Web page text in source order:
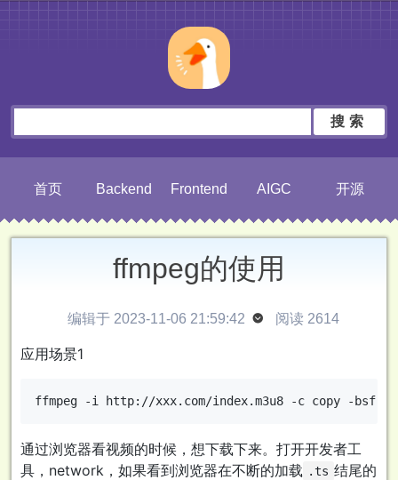
搜索
首页 Backend Frontend AIGC 开源
ffmpeg的使用
编辑于 2023-11-06 21:59:42  阅读 2614
应用场景1
通过浏览器看视频的时候，想下载下来。打开开发者工
具，network，如果看到浏览器在不断的加载 .ts 结尾的